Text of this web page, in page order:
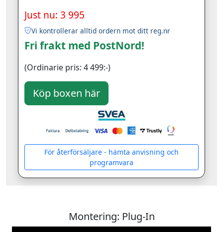
Just nu: 3 995
Vi kontrollerar alltid ordern mot ditt reg.nr
Fri frakt med PostNord!
(Ordinarie pris: 4 499:-)
För återförsäljare - hämta anvisning och
programvara
Montering: Plug-In